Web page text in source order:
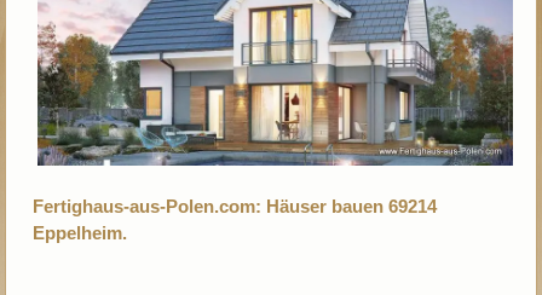
Fertighaus-aus-Polen.com: Häuser bauen 69214
Eppelheim.